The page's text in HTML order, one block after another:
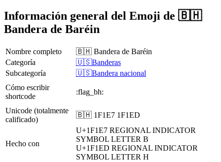
Información general del Emoji de 🇧🇭
Bandera de Baréin
Nombre completo
🇧🇭 Bandera de Baréin
Categoría
🇺🇸Banderas
Subcategoría
🇺🇸Bandera nacional
Cómo escribir
shortcode
:flag_bh:
Unicode (totalmente
calificado)
🇧🇭 1F1E7 1F1ED
Hecho con
U+1F1E7 REGIONAL INDICATOR
SYMBOL LETTER B
U+1F1ED REGIONAL INDICATOR
SYMBOL LETTER H